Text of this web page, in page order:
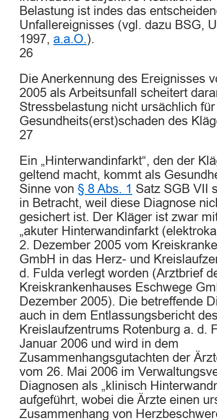
Belastung ist indes das
Unfallereignisses (vgl. dazu BSG,
1997, a.a.O.).
26
Die Anerkennung des Ereignisses
2005 als Arbeitsunfall scheitert
Stressbelastung nicht ursächlich
Gesundheits(erst)schaden des
27
Ein „Hinterwandinfarkt“, den der
geltend macht, kommt als
Sinne von § 8 Abs. 1 Satz SGB VII
in Betracht, weil diese Diagnose
gesichert ist. Der Kläger ist zwar
„akuter Hinterwandinfarkt
2. Dezember 2005 vom
GmbH in das Herz- und
d. Fulda verlegt worden (Arztbrief
Kreiskrankenhauses Eschwege
Dezember 2005). Die betreffende
auch in dem Entlassungsbericht
Kreislaufzentrums Rotenburg a. d.
Januar 2006 und wird in dem
Zusammenhangsgutachten der
vom 26. Mai 2006 im
Diagnosen als „klinisch
aufgeführt, wobei die Ärzte einen
Zusammenhang von